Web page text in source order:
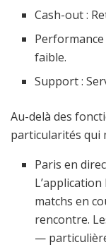
Cash-out :
faible.
Support :
Au-delà des
particularités qui
Paris en
matchs en
rencontre.
—